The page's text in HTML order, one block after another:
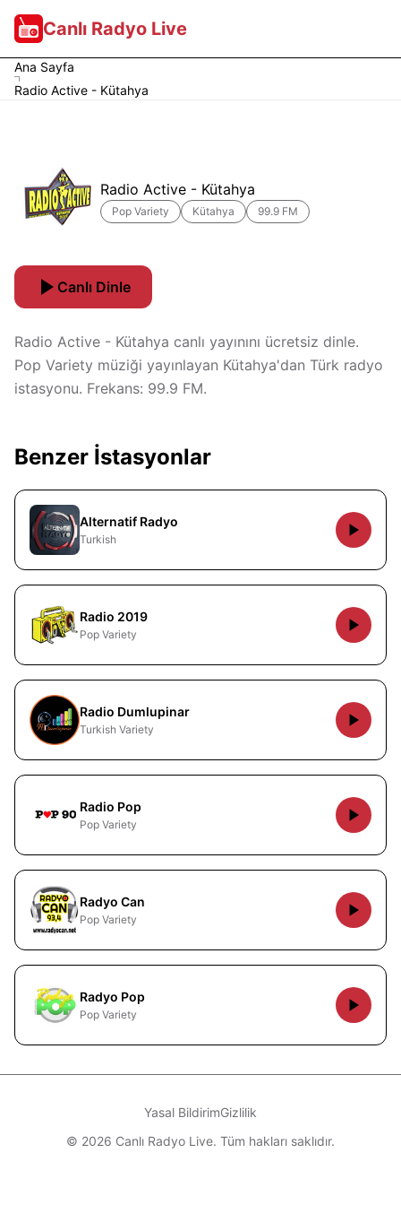
Canlı Radyo Live
Ana Sayfa
Radio Active - Kütahya
Radio Active - Kütahya
Pop Variety Kütahya 99.9 FM
Canlı Dinle
Radio Active - Kütahya canlı yayınını ücretsiz dinle.
Pop Variety müziği yayınlayan Kütahya'dan Türk radyo
istasyonu. Frekans: 99.9 FM.
Benzer İstasyonlar
Alternatif Radyo
Turkish
Radio 2019
Pop Variety
Radio Dumlupinar
Turkish Variety
Radio Pop
Pop Variety
Radyo Can
Pop Variety
Radyo Pop
Pop Variety
Yasal BildirimGizlilik
© 2026 Canlı Radyo Live. Tüm hakları saklıdır.